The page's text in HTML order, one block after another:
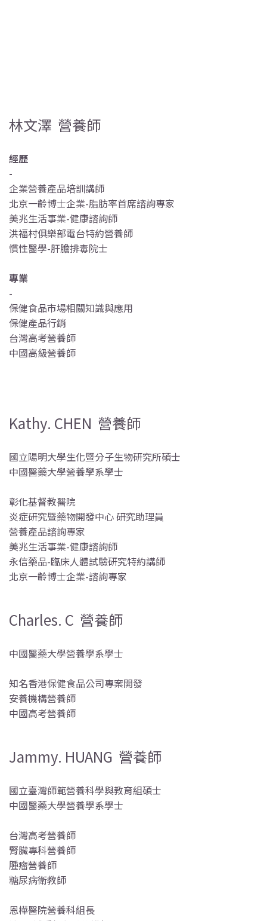
林文澤 營養師
經歷
-
企業營養產品培訓講師
北京一齡博士企業-脂肪率首席諮詢專家
美兆生活事業-健康諮詢師
洪福村俱樂部電台特約營養師
慣性醫學-肝膽排毒院士
專業
-
保健食品市場相關知識與應用
保健產品行銷
台灣高考營養師
中國高級營養師
Kathy. CHEN 營養師
國立陽明大學生化暨分子生物研究所碩士
中國醫藥大學營養學系學士
彰化基督教醫院
炎症研究暨藥物開發中心 研究助理員
營養產品諮詢專家
美兆生活事業-健康諮詢師
永信藥品-臨床人體試驗研究特約講師
北京一齡博士企業-諮詢專家
Charles. C 營養師
中國醫藥大學營養學系學士
知名香港保健食品公司專案開發
安養機構營養師
中國高考營養師
Jammy. HUANG 營養師
國立臺灣師範營養科學與教育組碩士
中國醫藥大學營養學系學士
台灣高考營養師
腎臟專科營養師
腫瘤營養師
糖尿病衛教師
恩樺醫院營養科組長